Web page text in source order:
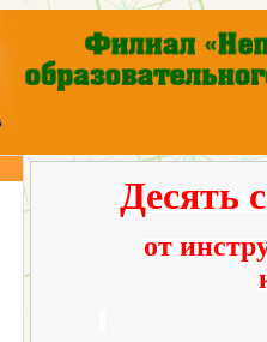
Десять
от